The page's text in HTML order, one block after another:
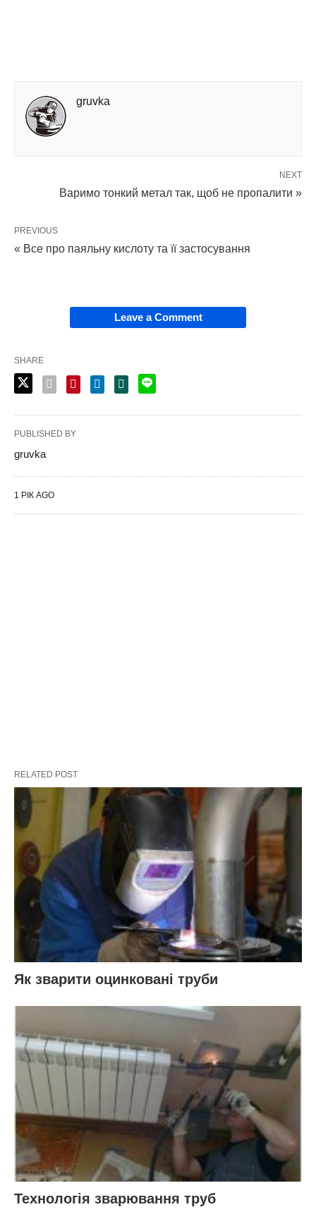
gruvka
NEXT
Варимо тонкий метал так, щоб не пропалити »
PREVIOUS
« Все про паяльну кислоту та її застосування
Leave a Comment
SHARE
PUBLISHED BY
gruvka
1 РІК AGO
RELATED POST
Як зварити оцинковані труби
Технологія зварювання труб